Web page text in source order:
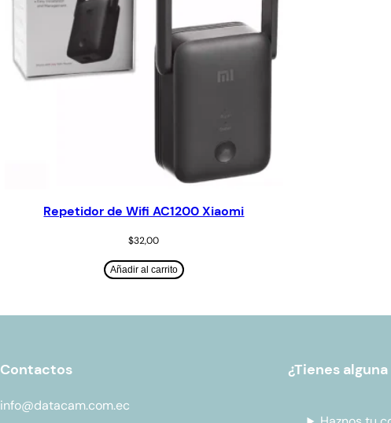
Repetidor de Wifi AC1200 Xiaomi
$32,00
Añadir al carrito
Contactos
info@datacam.com.ec
¿Tienes